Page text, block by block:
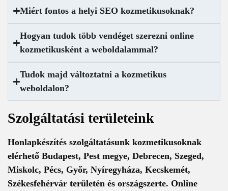
Miért fontos a helyi SEO kozmetikusoknak?
Hogyan tudok több vendéget szerezni online
kozmetikusként a weboldalammal?
Tudok majd változtatni a kozmetikus
weboldalon?
Szolgáltatási területeink
Honlapkészítés szolgáltatásunk kozmetikusoknak
elérhető Budapest, Pest megye, Debrecen, Szeged,
Miskolc, Pécs, Győr, Nyíregyháza, Kecskemét,
Székesfehérvár területén és országszerte. Online